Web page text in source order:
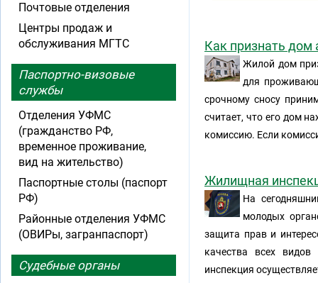
Как признать
Жилой дом
для
срочному сносу
считает, что его дом
комиссию. Если
Жилищная
На
молодых
защита прав и
качества всех
инспекция
Почтовые отделения
Центры продаж и
обслуживания МГТС
Паспортно-визовые
службы
Отделения УФМС
(гражданство РФ,
временное проживание,
вид на жительство)
Паспортные столы (паспорт
РФ)
Районные отделения УФМС
(ОВИРы, загранпаспорт)
Судебные органы